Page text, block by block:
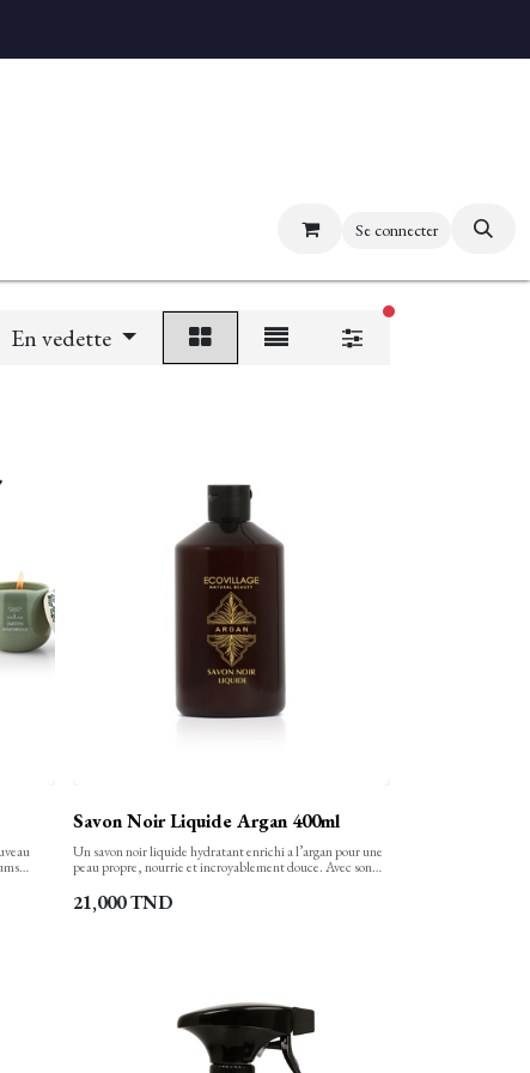
Se connecter
En vedette filtres actifs
et
Savon Noir Liquide Argan 400ml
Un savon noir liquide hydratant enrichi a l’argan pour une
peau propre, nourrie et incroyablement douce. Avec son
plaisir !
21,000TND